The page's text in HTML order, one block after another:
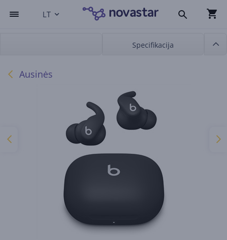
LT
Specifikacija
Ausinės